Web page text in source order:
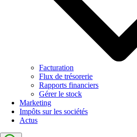
Facturation
Flux de trésorerie
Rapports financiers
Gérer le stock
Marketing
Impôts sur les sociétés
Actus